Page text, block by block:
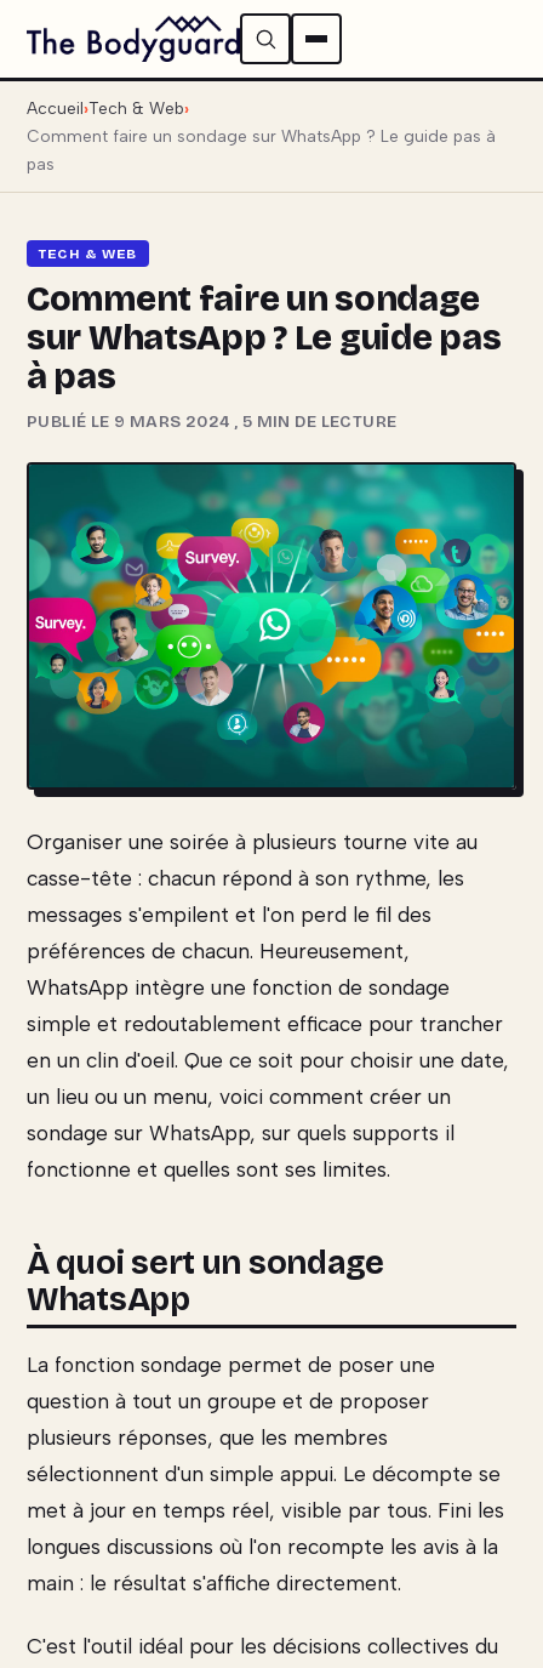
Accueil Tech & Web
Comment faire un sondage sur WhatsApp ? Le guide pas à
pas
TECH & WEB
Comment faire un sondage
sur WhatsApp ? Le guide pas
à pas
PUBLIÉ LE 9 MARS 2024 , 5 MIN DE LECTURE
Organiser une soirée à plusieurs tourne vite au
casse-tête : chacun répond à son rythme, les
messages s'empilent et l'on perd le fil des
préférences de chacun. Heureusement,
WhatsApp intègre une fonction de sondage
simple et redoutablement efficace pour trancher
en un clin d'oeil. Que ce soit pour choisir une date,
un lieu ou un menu, voici comment créer un
sondage sur WhatsApp, sur quels supports il
fonctionne et quelles sont ses limites.
À quoi sert un sondage
WhatsApp
La fonction sondage permet de poser une
question à tout un groupe et de proposer
plusieurs réponses, que les membres
sélectionnent d'un simple appui. Le décompte se
met à jour en temps réel, visible par tous. Fini les
longues discussions où l'on recompte les avis à la
main : le résultat s'affiche directement.
C'est l'outil idéal pour les décisions collectives du